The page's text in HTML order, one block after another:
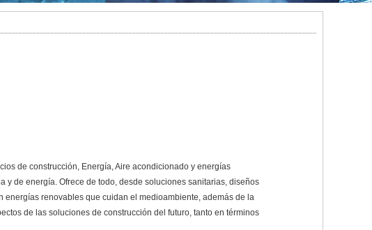
de construcción, Energía, Aire acondicionado y energías
de energía. Ofrece de todo, desde soluciones sanitarias, diseños
renovables que cuidan el medioambiente, además de la
de las soluciones de construcción del futuro, tanto en términos